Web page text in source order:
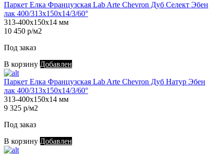
Паркет Елка Французская Lab Arte Chevron Дуб Селект Эбен
лак 400/313х150х14/3/60°
313-400х150х14 мм
10 450 р/м2
Под заказ
В корзину Добавлен
Паркет Елка Французская Lab Arte Chevron Дуб Натур Эбен
лак 400/313х150х14/3/60°
313-400х150х14 мм
9 325 р/м2
Под заказ
В корзину Добавлен